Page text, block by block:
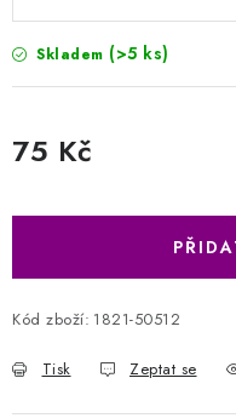
Skladem (>5 ks)
75 Kč
Kód zboží: 1821-50512
Tisk Zeptat se